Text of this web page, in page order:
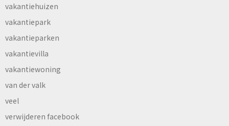
vakantiehuizen
vakantiepark
vakantieparken
vakantievilla
vakantiewoning
van der valk
veel
verwijderen facebook